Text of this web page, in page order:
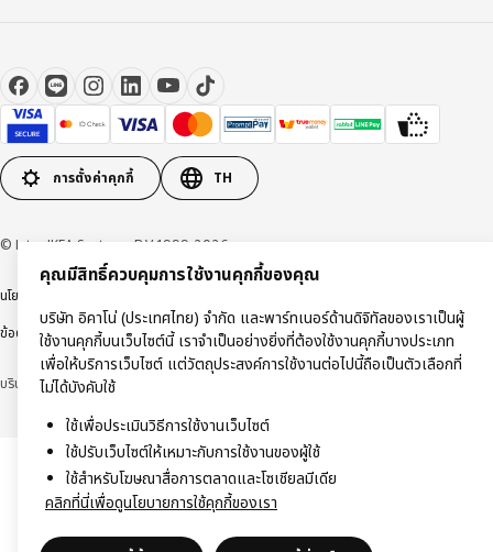
การตั้งค่าคุกกี้ TH
© Inter IKEA Systems B.V 1999-2026
นโยบายการคุ้มครองข้อมูลส่วนบุคคล
ข้อตกลงการซื้อสินค้า
บริษัท อิคาโน่ (ประเทศไทย) จำกัด (ทะเบียนเลขที่ 0105550011416)
คุณมีสิทธิ์ควบคุมการใช้งานคุกกี้ของคุณ
บริษัท อิคาโน่ (ประเทศไทย) จำกัด และพาร์ทเนอร์ด้านดิจิทัลของเราเป็นผู้
ใช้งานคุกกี้บนเว็บไซต์นี้ เราจำเป็นอย่างยิ่งที่ต้องใช้งานคุกกี้บางประเภท
เพื่อให้บริการเว็บไซต์ แต่วัตถุประสงค์การใช้งานต่อไปนี้ถือเป็นตัวเลือกที่
ไม่ได้บังคับใช้
ใช้เพื่อประเมินวิธีการใช้งานเว็บไซต์
ใช้ปรับเว็บไซต์ให้เหมาะกับการใช้งานของผู้ใช้
ใช้สำหรับโฆษณาสื่อการตลาดและโซเชียลมีเดีย
คลิกที่นี่เพื่อดูนโยบายการใช้คุกกี้ของเรา